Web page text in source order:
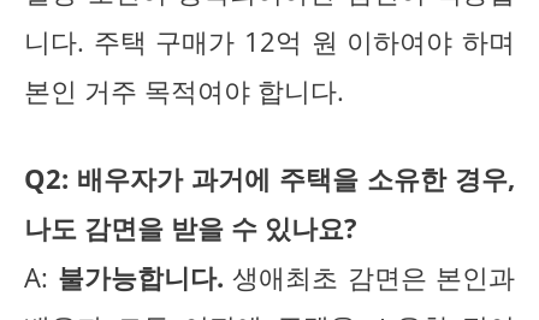
니다. 주택 구매가 12억 원 이하여야 하며
본인 거주 목적여야 합니다.
Q2: 배우자가 과거에 주택을 소유한 경우,
나도 감면을 받을 수 있나요?
A: 불가능합니다. 생애최초 감면은 본인과